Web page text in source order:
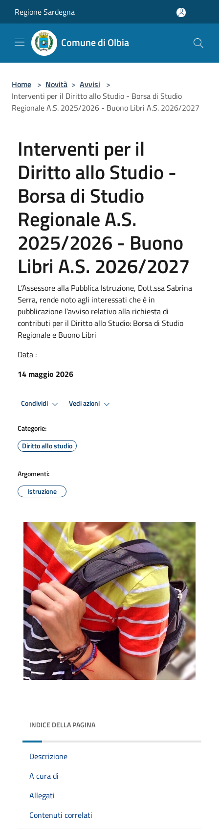
Regione Sardegna
Comune di Olbia
Home > Novità > Avvisi >
Interventi per il Diritto allo Studio - Borsa di Studio
Regionale A.S. 2025/2026 - Buono Libri A.S. 2026/2027
Interventi per il
Diritto allo Studio -
Borsa di Studio
Regionale A.S.
2025/2026 - Buono
Libri A.S. 2026/2027
L’Assessore alla Pubblica Istruzione, Dott.ssa Sabrina
Serra, rende noto agli interessati che è in
pubblicazione l’avviso relativo alla richiesta di
contributi per il Diritto allo Studio: Borsa di Studio
Regionale e Buono Libri
Data :
14 maggio 2026
Condividi Vedi azioni
Categorie:
Diritto allo studio
Argomenti:
Istruzione
INDICE DELLA PAGINA
Descrizione
A cura di
Allegati
Contenuti correlati